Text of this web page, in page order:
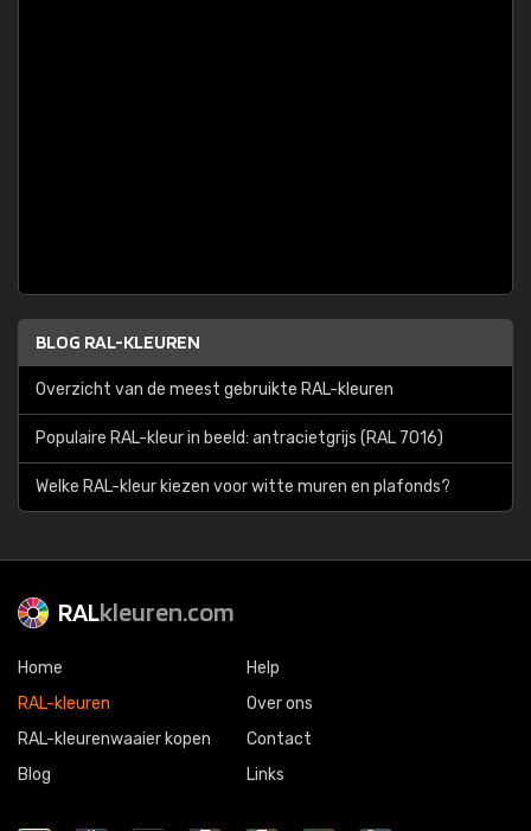
BLOG RAL-KLEUREN
Overzicht van de meest gebruikte RAL-kleuren
Populaire RAL-kleur in beeld: antracietgrijs (RAL 7016)
Welke RAL-kleur kiezen voor witte muren en plafonds?
RALkleuren.com
Home
RAL-kleuren
RAL-kleurenwaaier kopen
Blog
Help
Over ons
Contact
Links